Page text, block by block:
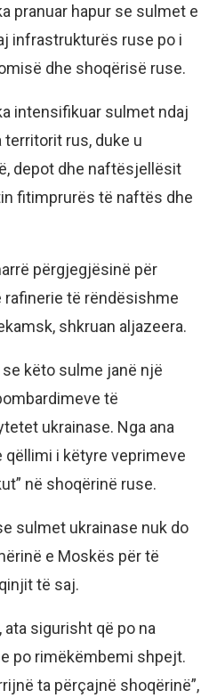
pranuar hapur se sulmet e
infrastrukturës ruse po i
dhe shoqërisë ruse.
intensifikuar sulmet ndaj
rus, duke u
depot dhe naftësjellësit
fitimprurës të naftës dhe
përgjegjësinë për
të rëndësishme
shkruan aljazeera.
këto sulme janë një
të
ukrainase. Nga ana
i këtyre veprimeve
në shoqërinë ruse.
sulmet ukrainase nuk do
e Moskës për të
të saj.
ata sigurisht që po na
po rimëkëmbemi shpejt.
ta përçajnë shoqërinë”,